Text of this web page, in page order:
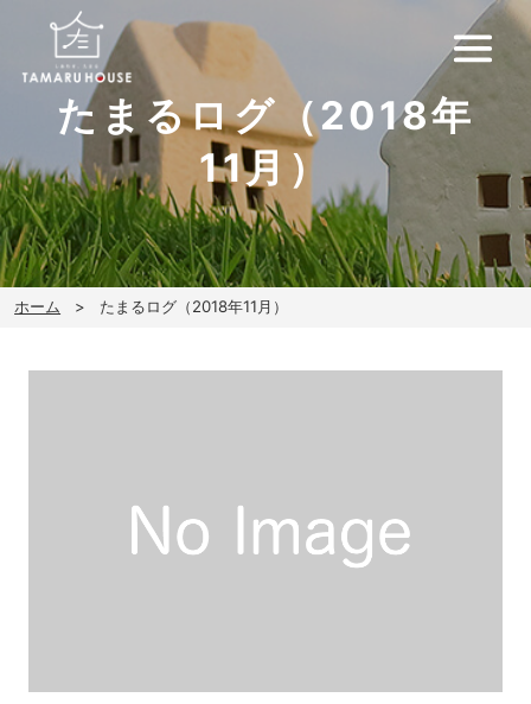
たまるログ（2018年
11月）
ホーム たまるログ（2018年11月）